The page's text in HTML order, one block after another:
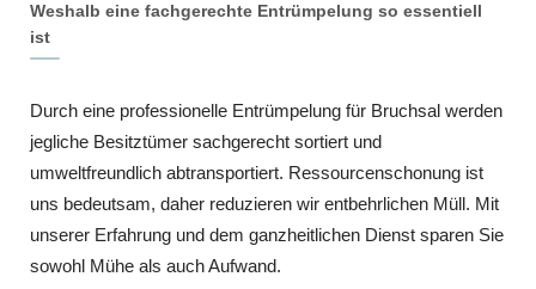
Weshalb eine fachgerechte Entrümpelung so essentiell
ist
Durch eine professionelle Entrümpelung für Bruchsal werden
jegliche Besitztümer sachgerecht sortiert und
umweltfreundlich abtransportiert. Ressourcenschonung ist
uns bedeutsam, daher reduzieren wir entbehrlichen Müll. Mit
unserer Erfahrung und dem ganzheitlichen Dienst sparen Sie
sowohl Mühe als auch Aufwand.